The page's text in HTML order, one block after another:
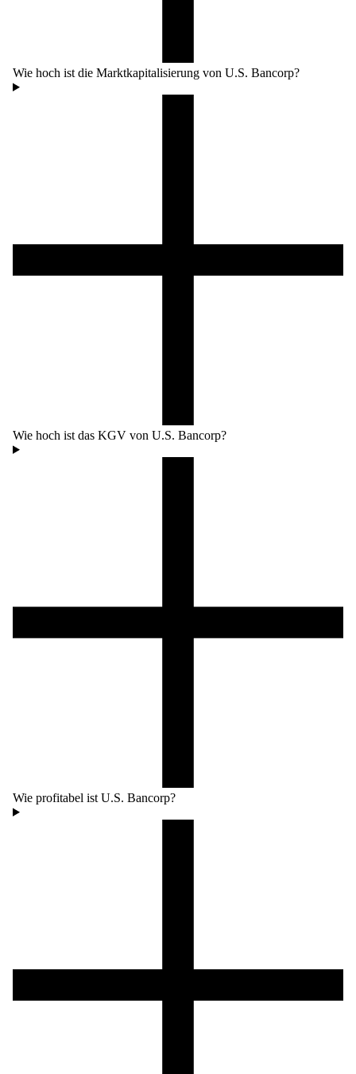
Wie hoch ist die Marktkapitalisierung von U.S. Bancorp?
Wie hoch ist das KGV von U.S. Bancorp?
Wie profitabel ist U.S. Bancorp?